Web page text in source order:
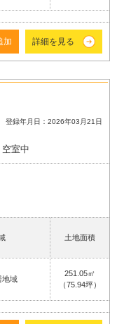
加 詳細を見る
登録年月日：2026年03月21日
空室中
土地面積
地域
251.05㎡
（75.94坪）